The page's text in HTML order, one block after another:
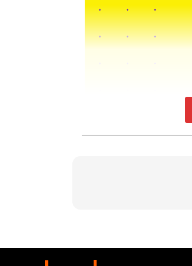
Terlalu banyak pilihan
tudung untuk setiap